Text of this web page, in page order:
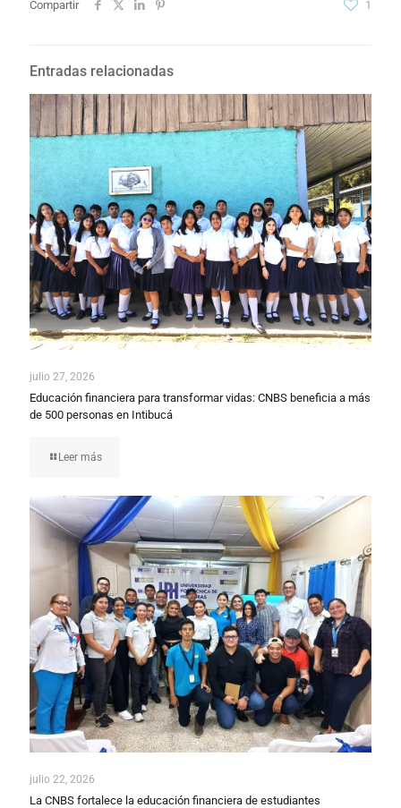
Compartir 1
Entradas relacionadas
julio 27, 2026
Educación financiera para transformar vidas: CNBS beneficia a más
de 500 personas en Intibucá
Leer más
julio 22, 2026
La CNBS fortalece la educación financiera de estudiantes